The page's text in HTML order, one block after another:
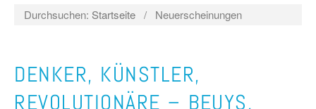
Durchsuchen: Startseite / Neuerscheinungen
DENKER, KÜNSTLER,
REVOLUTIONÄRE – BEUYS,